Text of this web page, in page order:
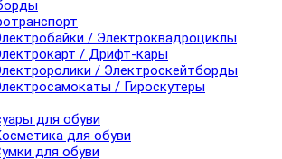
/ Электроквадроциклы
/ Дрифт-кары
/ Электроскейтборды
/ Гироскутеры
для обуви
для обуви
для обуви